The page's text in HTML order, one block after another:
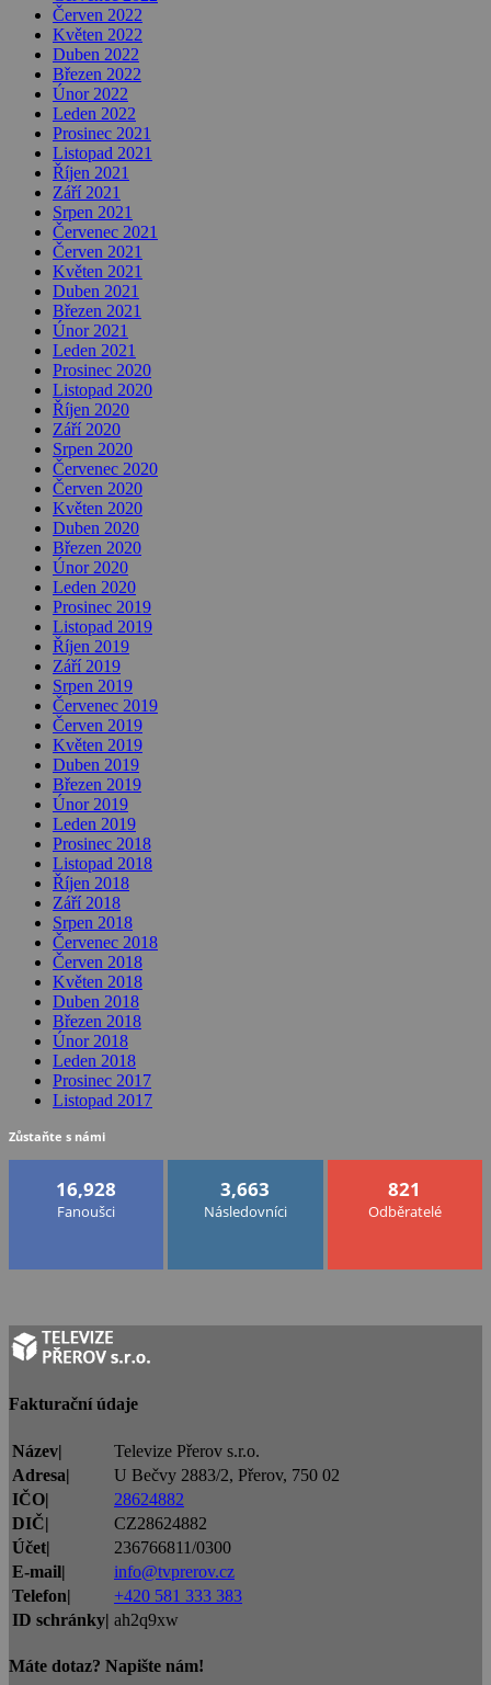
Červen 2022
Květen 2022
Duben 2022
Březen 2022
Únor 2022
Leden 2022
Prosinec 2021
Listopad 2021
Říjen 2021
Září 2021
Srpen 2021
Červenec 2021
Červen 2021
Květen 2021
Duben 2021
Březen 2021
Únor 2021
Leden 2021
Prosinec 2020
Listopad 2020
Říjen 2020
Září 2020
Srpen 2020
Červenec 2020
Červen 2020
Květen 2020
Duben 2020
Březen 2020
Únor 2020
Leden 2020
Prosinec 2019
Listopad 2019
Říjen 2019
Září 2019
Srpen 2019
Červenec 2019
Červen 2019
Květen 2019
Duben 2019
Březen 2019
Únor 2019
Leden 2019
Prosinec 2018
Listopad 2018
Říjen 2018
Září 2018
Srpen 2018
Červenec 2018
Červen 2018
Květen 2018
Duben 2018
Březen 2018
Únor 2018
Leden 2018
Prosinec 2017
Listopad 2017
Zůstaňte s námi
16,928
Fanoušci
3,663
Následovníci
821
Odběratelé
Fakturační údaje
Název|
Televize Přerov s.r.o.
Adresa|
U Bečvy 2883/2, Přerov, 750 02
IČO|
28624882
DIČ|
CZ28624882
Účet|
236766811/0300
E-mail|
info@tvprerov.cz
Telefon|
+420 581 333 383
ID schránky| ah2q9xw
Máte dotaz? Napište nám!